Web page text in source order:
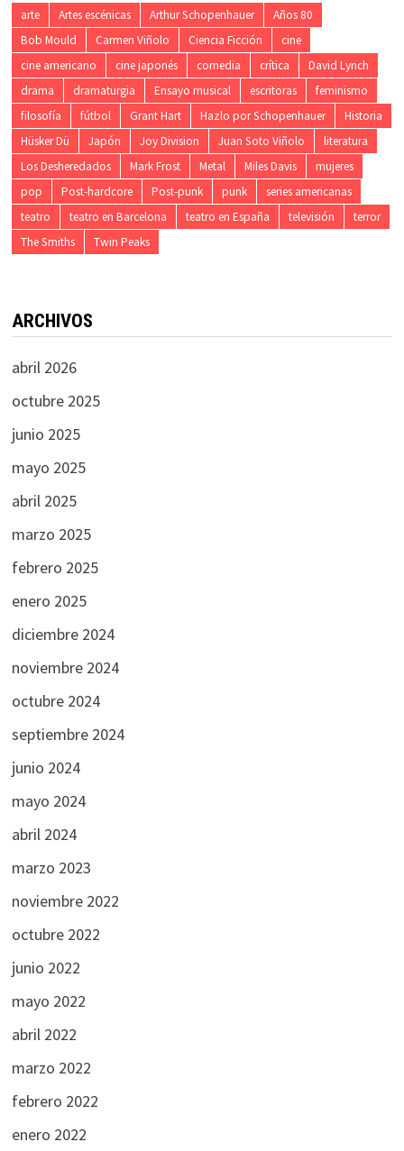
arte Artes escénicas Arthur Schopenhauer
Años 80
Bob Mould
Carmen Viñolo Ciencia Ficción
cine
cine americano
cine japonés comedia crítica
David Lynch
drama
dramaturgia Ensayo musical escritoras
feminismo
filosofía
fútbol Grant Hart Hazlo por Schopenhauer
Historia
Hüsker Dü
Japón Joy Division Juan Soto Viñolo
literatura
Los Desheredados
Mark Frost Metal Miles Davis
mujeres
pop
Post-hardcore Post-punk punk
series americanas
teatro
teatro en Barcelona teatro en España televisión
terror
The Smiths
Twin Peaks
ARCHIVOS
abril 2026
octubre 2025
junio 2025
mayo 2025
abril 2025
marzo 2025
febrero 2025
enero 2025
diciembre 2024
noviembre 2024
octubre 2024
septiembre 2024
junio 2024
mayo 2024
abril 2024
marzo 2023
noviembre 2022
octubre 2022
junio 2022
mayo 2022
abril 2022
marzo 2022
febrero 2022
enero 2022